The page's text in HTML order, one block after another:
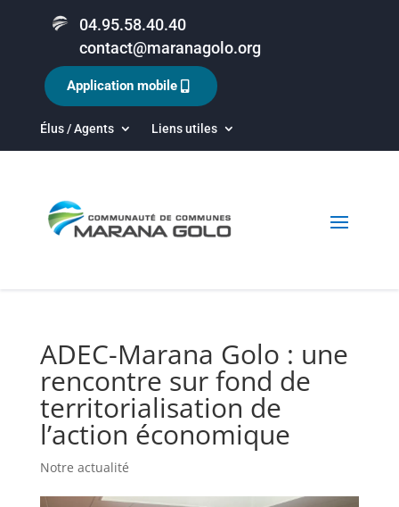
04.95.58.40.40
contact@maranagolo.org
Élus / Agents Liens utiles
Application mobile
ADEC-Marana Golo : une
rencontre sur fond de
territorialisation de
l’action économique
Notre actualité